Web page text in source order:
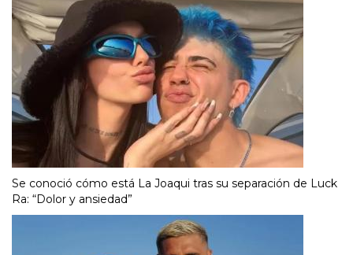
Se conoció cómo está La Joaqui tras su separación de Luck
Ra: “Dolor y ansiedad”